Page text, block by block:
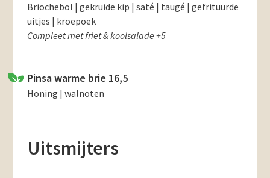
Briochebol | gekruide kip | saté | taugé | gefrituurde
uitjes | kroepoek
Compleet met friet & koolsalade +5
Pinsa warme brie 16,5
Honing | walnoten
Uitsmijters